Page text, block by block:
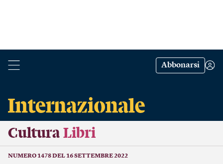
Abbonarsi
Cultura Libri
NUMERO 1478 DEL 16 SETTEMBRE 2022